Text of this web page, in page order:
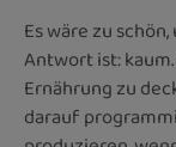
Es wäre zu
Antwort ist:
Ernährung zu
darauf